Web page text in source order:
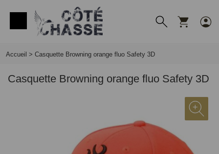
Accueil > Casquette Browning orange fluo Safety 3D
Casquette Browning orange fluo Safety 3D